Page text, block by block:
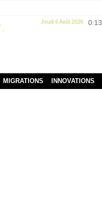
Jeudi 6 Août 2026 0:13
MIGRATIONS INNOVATIONS